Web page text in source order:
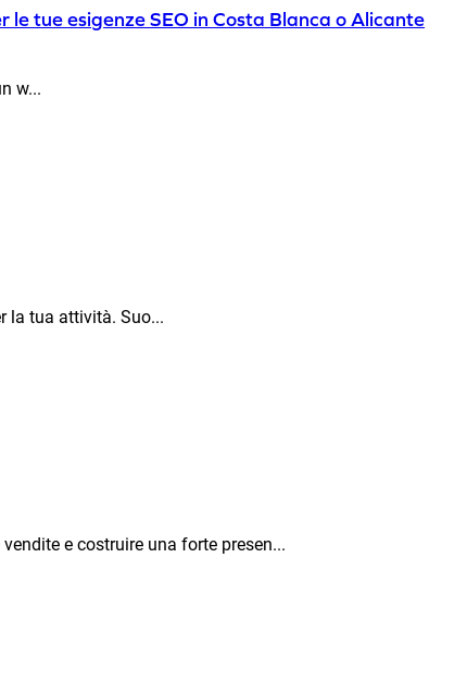
tue esigenze SEO in Costa Blanca o Alicante
w...
la tua attività. Suo...
e costruire una forte presen...